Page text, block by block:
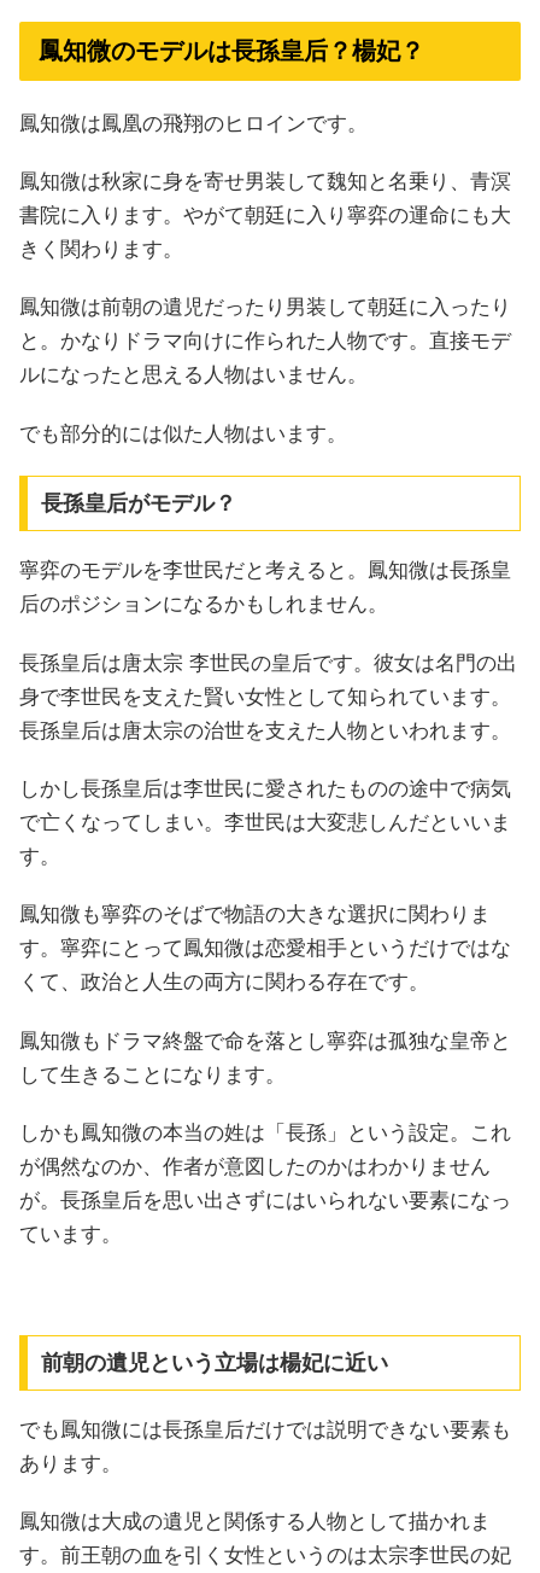
鳳知微のモデルは長孫皇后？楊妃？
鳳知微は鳳凰の飛翔のヒロインです。
鳳知微は秋家に身を寄せ男装して魏知と名乗り、青溟
書院に入ります。やがて朝廷に入り寧弈の運命にも大
きく関わります。
鳳知微は前朝の遺児だったり男装して朝廷に入ったり
と。かなりドラマ向けに作られた人物です。直接モデ
ルになったと思える人物はいません。
でも部分的には似た人物はいます。
長孫皇后がモデル？
寧弈のモデルを李世民だと考えると。鳳知微は長孫皇
后のポジションになるかもしれません。
長孫皇后は唐太宗 李世民の皇后です。彼女は名門の出
身で李世民を支えた賢い女性として知られています。
長孫皇后は唐太宗の治世を支えた人物といわれます。
しかし長孫皇后は李世民に愛されたものの途中で病気
で亡くなってしまい。李世民は大変悲しんだといいま
す。
鳳知微も寧弈のそばで物語の大きな選択に関わりま
す。寧弈にとって鳳知微は恋愛相手というだけではな
くて、政治と人生の両方に関わる存在です。
鳳知微もドラマ終盤で命を落とし寧弈は孤独な皇帝と
して生きることになります。
しかも鳳知微の本当の姓は「長孫」という設定。これ
が偶然なのか、作者が意図したのかはわかりません
が。長孫皇后を思い出さずにはいられない要素になっ
ています。
前朝の遺児という立場は楊妃に近い
でも鳳知微には長孫皇后だけでは説明できない要素も
あります。
鳳知微は大成の遺児と関係する人物として描かれま
す。前王朝の血を引く女性というのは太宗李世民の妃